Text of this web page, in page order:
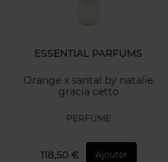
ESSENTIAL PARFUMS
Orange x santal by natalie
gracia cetto
PERFUME
118,50 € Ajouter